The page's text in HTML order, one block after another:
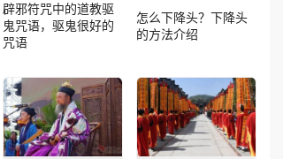
辟邪符咒中的道教驱
鬼咒语，驱鬼很好的
咒语
怎么下降头？下降头
的方法介绍